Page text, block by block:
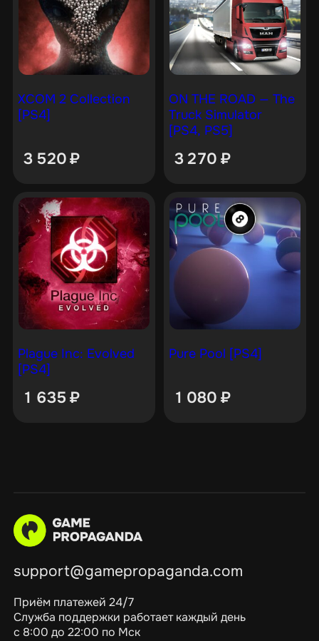
XCOM 2 Collection
[PS4]
3 520₽
ON THE ROAD — The
Truck Simulator
[PS4, PS5]
3 270 ₽
Plague Inc: Evolved
[PS4]
1 635 ₽
Pure Pool [PS4]
1 080 ₽
support@gamepropaganda.com
Приём платежей 24/7
Служба поддержки работает каждый день
с 8:00 до 22:00 по Мск